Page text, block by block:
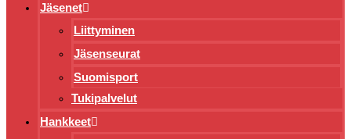
Jäsenet
Liittyminen
Jäsenseurat
Suomisport
Tukipalvelut
Hankkeet